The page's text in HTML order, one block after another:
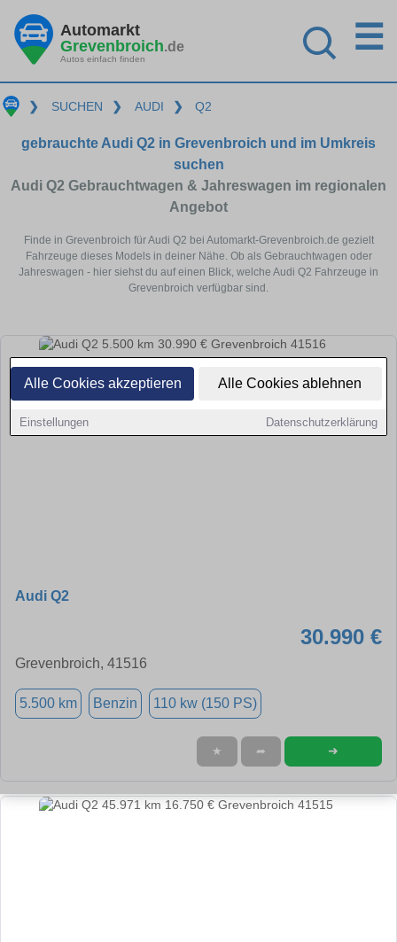
Alle Cookies akzeptieren Alle Cookies ablehnen
Einstellungen Datenschutzerklärung
Automarkt
Grevenbroich.de
Autos einfach finden
☰
❯ SUCHEN ❯ AUDI ❯ Q2
gebrauchte Audi Q2 in Grevenbroich und im Umkreis
suchen
Audi Q2 Gebrauchtwagen & Jahreswagen im regionalen
Angebot
Finde in Grevenbroich für Audi Q2 bei Automarkt-Grevenbroich.de gezielt
Fahrzeuge dieses Models in deiner Nähe. Ob als Gebrauchtwagen oder
Jahreswagen - hier siehst du auf einen Blick, welche Audi Q2 Fahrzeuge in
Grevenbroich verfügbar sind.
Audi Q2
30.990 €
Grevenbroich, 41516
5.500 km Benzin 110 kw (150 PS)
★ ➦ ➜